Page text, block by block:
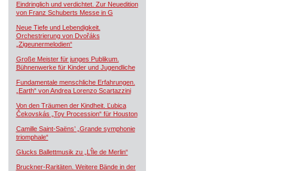
Eindringlich und verdichtet. Zur Neuedition
von Franz Schuberts Messe in G
Neue Tiefe und Lebendigkeit.
Orchestrierung von Dvořáks
„Zigeunermelodien“
Große Meister für junges Publikum.
Bühnenwerke für Kinder und Jugendliche
Fundamentale menschliche Erfahrungen.
„Earth“ von Andrea Lorenzo Scartazzini
Von den Träumen der Kindheit. Ľubica
Čekovskás „Toy Procession“ für Houston
Camille Saint-Saëns’ „Grande symphonie
triomphale“
Glucks Ballettmusik zu „L’Île de Merlin“
Bruckner-Raritäten. Weitere Bände in der